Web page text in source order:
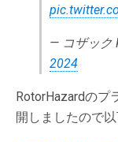
— コザック
2024
RotorHazardのプ
開しましたので